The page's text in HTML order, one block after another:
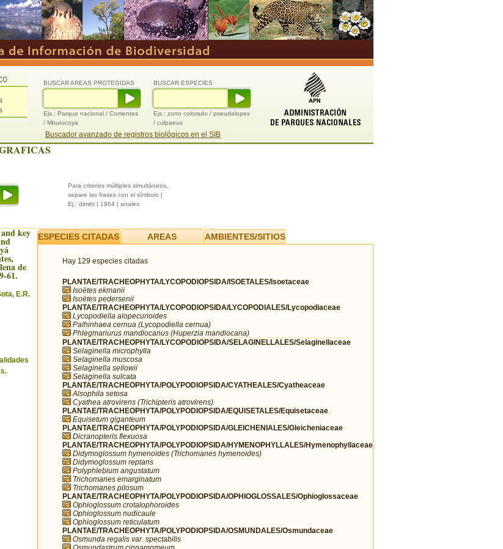
BUSCAR ESPECIES
Ejs.: zorro colorado / pseudalopex
/ culpaeus
BUSCAR AREAS PROTEGIDAS
Ejs.: Parque nacional / Corrientes
/ Mburucuya
Buscador avanzado de registros biológicos en el SIB
Para criterios múltiples simultáneos,
separe las frases con el símbolo |
Ej.: dimitri | 1964 | anales
key
de
61.
E.R.
ESPECIES CITADAS AREAS AMBIENTES/SITIOS
Hay 129 especies citadas
PLANTAE/TRACHEOPHYTA/LYCOPODIOPSIDA/ISOETALES/Isoetaceae
Isoëtes ekmanii
Isoëtes pedersenii
PLANTAE/TRACHEOPHYTA/LYCOPODIOPSIDA/LYCOPODIALES/Lycopodiaceae
Lycopodiella alopecurioides
Palhinhaea cernua (Lycopodiella cernua)
Phlegmariurus mandiocanus (Huperzia mandiocana)
PLANTAE/TRACHEOPHYTA/LYCOPODIOPSIDA/SELAGINELLALES/Selaginellaceae
Selaginella microphylla
Selaginella muscosa
Selaginella sellowii
Selaginella sulcata
PLANTAE/TRACHEOPHYTA/POLYPODIOPSIDA/CYATHEALES/Cyatheaceae
Alsophila setosa
Cyathea atrovirens (Trichipteris atrovirens)
PLANTAE/TRACHEOPHYTA/POLYPODIOPSIDA/EQUISETALES/Equisetaceae
Equisetum giganteum
PLANTAE/TRACHEOPHYTA/POLYPODIOPSIDA/GLEICHENIALES/Gleicheniaceae
Dicranopteris flexuosa
PLANTAE/TRACHEOPHYTA/POLYPODIOPSIDA/HYMENOPHYLLALES/Hymenophyllaceae
Didymoglossum hymenoides (Trichomanes hymenoides)
Didymoglossum reptans
Polyphlebium angustatum
Trichomanes emarginatum
Trichomanes pilosum
PLANTAE/TRACHEOPHYTA/POLYPODIOPSIDA/OPHIOGLOSSALES/Ophioglossaceae
Ophioglossum crotalophoroides
Ophioglossum nudicaule
Ophioglossum reticulatum
PLANTAE/TRACHEOPHYTA/POLYPODIOPSIDA/OSMUNDALES/Osmundaceae
Osmunda regalis var. spectabilis